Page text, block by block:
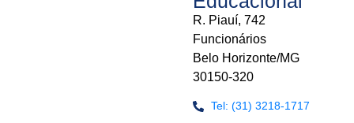
R. Piauí, 742
Funcionários
Belo Horizonte/MG
30150-320
Tel: (31) 3218-1717